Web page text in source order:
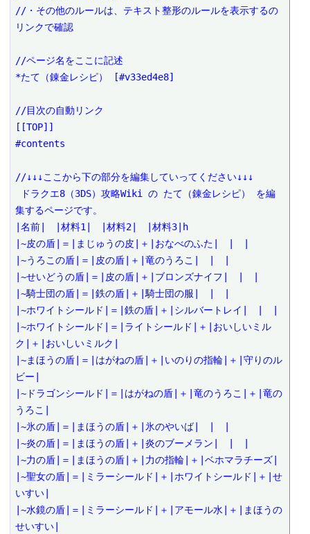
//・その他のルールは、テキスト整形のルールを表示するの
リンクで確認
//ページ名をここに記述
*たて（錬金レシピ） [#v33ed4e8]
//目次の自動リンク
[[TOP]]
#contents
//↓↓↓ここから下の部分を編集していってください↓↓↓
集するページです。
|名前|　|材料1|　|材料2|　|材料3|h
|~皮の盾|＝|まじゅうの皮|＋|おなべのふた|　|　|
|~うろこの盾|＝|皮の盾|＋|竜のうろこ|　|　|
|~せいどうの盾|＝|皮の盾|＋|ブロンズナイフ|　|　|
|~騎士団の盾|＝|鉄の盾|＋|騎士団の服|　|　|
|~ホワイトシールド|＝|鉄の盾|＋|シルバートレイ|　|　|
|~ホワイトシールド|＝|ライトシールド|＋|おいしいミル
ク|＋|おいしいミルク|
|~まほうの盾|＝|はがねの盾|＋|いのりの指輪|＋|守りのル
ビー|
|~ドラゴンシールド|＝|はがねの盾|＋|竜のうろこ|＋|竜の
うろこ|
|~氷の盾|＝|まほうの盾|＋|氷のやいば|　|　|
|~炎の盾|＝|まほうの盾|＋|炎のブーメラン|　|　|
|~力の盾|＝|まほうの盾|＋|力の指輪|＋|ベホマラチーズ|
|~聖女の盾|＝|ミラーシールド|＋|ホワイトシールド|＋|せ
いすい|
|~水鏡の盾|＝|ミラーシールド|＋|アモール水|＋|まほうの
せいすい|